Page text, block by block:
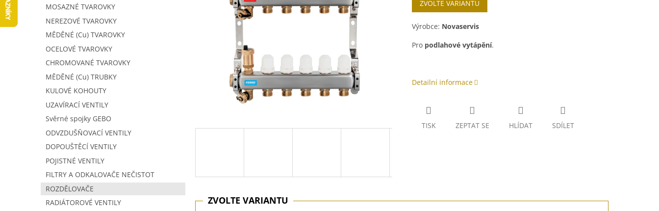
MOSAZNÉ TVAROVKY
NEREZOVÉ TVAROVKY
MĚDĚNÉ (Cu) TVAROVKY
OCELOVÉ TVAROVKY
CHROMOVANÉ TVAROVKY
MĚDĚNÉ (Cu) TRUBKY
KULOVÉ KOHOUTY
UZAVÍRACÍ VENTILY
Svěrné spojky GEBO
ODVZDUŠŇOVACÍ VENTILY
DOPOUŠTĚCÍ VENTILY
POJISTNÉ VENTILY
FILTRY A ODKALOVAČE NEČISTOT
ROZDĚLOVAČE
RADIÁTOROVÉ VENTILY
cena:
ZVOLTE VARIANTU
Výrobce: Novaservis
Propodlahové vytápění.
Detailní informace
TISK ZEPTAT SE HLÍDAT SDÍLET